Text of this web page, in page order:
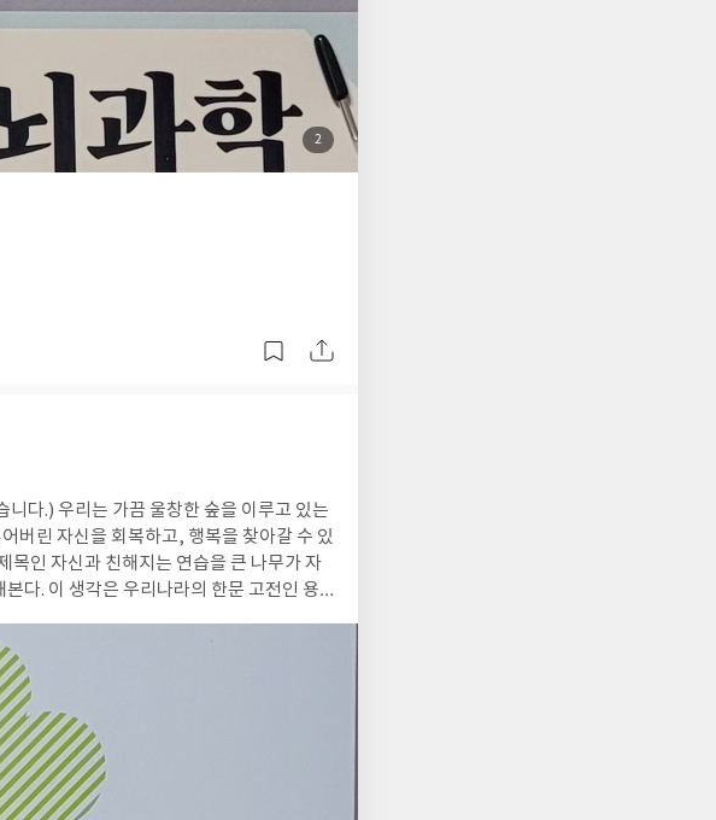
자에게 저자는 "신경계 조절 장애의 치유
지 않도록 하는 조언도 빠뜨리지 않고 있다.
둔 치유의 과정을 꼼꼼하게 읽고, 서두름
나고, 무언가 위기감을 느끼고 있거나 아
. 더 많은 이들이 이 책을 읽고서 건강한 삶
첨
부
사
2
니다.)
버린 자신을 회복하고, 행복을 찾아갈 수 있
목인 자신과 친해지는 연습을 큰 나무가 자
다. 이 생각은 우리나라의 한문 고전인 용
다음과 같은 내용이다. "뿌리 깊은
이 깊은 물은 가뭄에도 마르지 않기에, 흘러
떨어가는 과정과 너무나 잘 대응이 된다. 크
는 나와 친해지는
음챙김"이고, 둘째는 운동이다. 마음챙김은
하듯이 늘 마음에 장착하고 있어야 할 기능